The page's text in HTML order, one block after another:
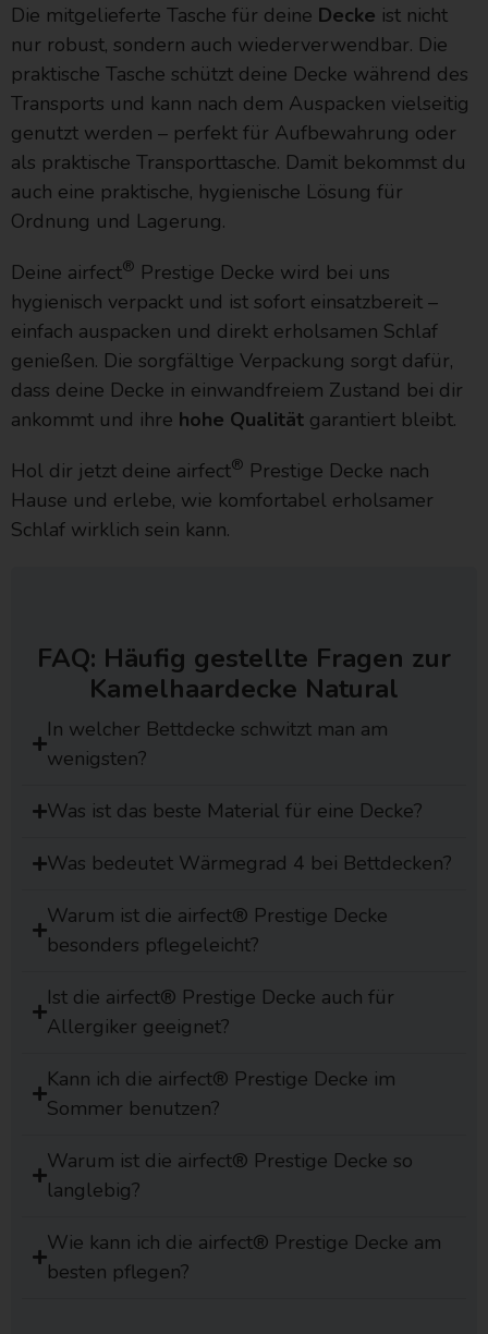
Die mitgelieferte Tasche für deine Decke ist nicht
nur robust, sondern auch wiederverwendbar. Die
praktische Tasche schützt deine Decke während des
Transports und kann nach dem Auspacken vielseitig
genutzt werden – perfekt für Aufbewahrung oder
als praktische Transporttasche. Damit bekommst du
auch eine praktische, hygienische Lösung für
Ordnung und Lagerung.
Deine airfect® Prestige Decke wird bei uns
hygienisch verpackt und ist sofort einsatzbereit –
einfach auspacken und direkt erholsamen Schlaf
genießen. Die sorgfältige Verpackung sorgt dafür,
dass deine Decke in einwandfreiem Zustand bei dir
ankommt und ihre hohe Qualität garantiert bleibt.
Hol dir jetzt deine airfect® Prestige Decke nach
Hause und erlebe, wie komfortabel erholsamer
Schlaf wirklich sein kann.
FAQ: Häufig gestellte Fragen zur
Kamelhaardecke Natural
In welcher Bettdecke schwitzt man am
wenigsten?
Was ist das beste Material für eine Decke?
Was bedeutet Wärmegrad 4 bei Bettdecken?
Warum ist die airfect® Prestige Decke
besonders pflegeleicht?
Ist die airfect® Prestige Decke auch für
Allergiker geeignet?
Kann ich die airfect® Prestige Decke im
Sommer benutzen?
Warum ist die airfect® Prestige Decke so
langlebig?
Wie kann ich die airfect® Prestige Decke am
besten pflegen?